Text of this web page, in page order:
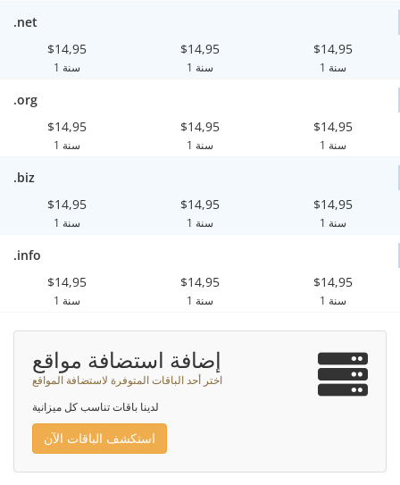
.net
$14,95
1 سنة
$14,95
1 سنة
$14,95
1 سنة
.org
$14,95
1 سنة
$14,95
1 سنة
$14,95
1 سنة
.biz
$14,95
1 سنة
$14,95
1 سنة
$14,95
1 سنة
.info
$14,95
1 سنة
$14,95
1 سنة
$14,95
1 سنة
إضافة استضافة مواقع
اختر أحد الباقات المتوفرة لاستضافة المواقع
لدينا باقات تناسب كل ميزانية
استكشف الباقات الآن